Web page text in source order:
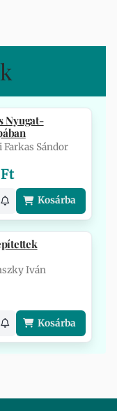
Nyugat-
Farkas Sándor
Kosárba
Iván
Kosárba